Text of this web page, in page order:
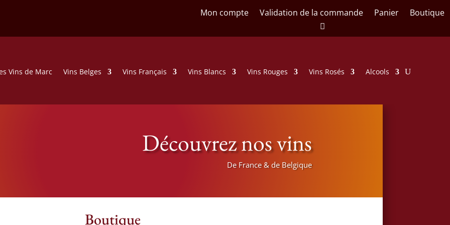
Mon compte Validation de la commande Panier Boutique
Vins de Marc Vins Belges Vins Français Vins Blancs Vins Rouges Vins Rosés Alcools
Découvrez nos vins
De France & de Belgique
Boutique